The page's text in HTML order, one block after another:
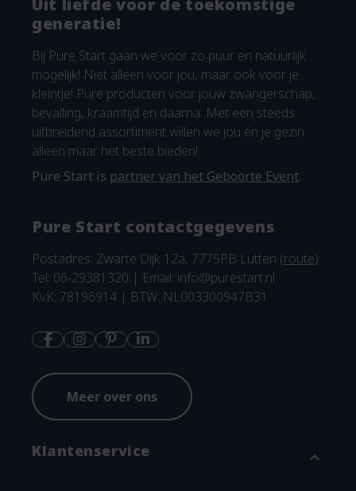
Uit liefde voor de toekomstige
generatie!
Bij Pure Start gaan we voor zo puur en natuurlijk
mogelijk! Niet alleen voor jou, maar ook voor je
kleintje! Pure producten voor jouw zwangerschap,
bevalling, kraamtijd en daarna. Met een steeds
uitbreidend assortiment willen we jou én je gezin
alleen maar het beste bieden!
Pure Start is partner van het Geboorte Event.
Pure Start contactgegevens
Postadres: Zwarte Dijk 12a, 7775PB Lutten (route)
Tel: 06-29381320 | Email: info@purestart.nl
KvK: 78196914 | BTW: NL003300947B31
Meer over ons
Klantenservice expand_more